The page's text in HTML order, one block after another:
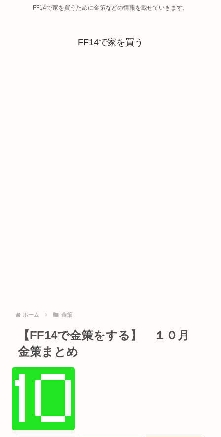
FF14で家を買うために金策などの情報を載せていきます。
FF14で家を買う
ホーム 金策
【FF14で金策をする】 １０月
金策まとめ